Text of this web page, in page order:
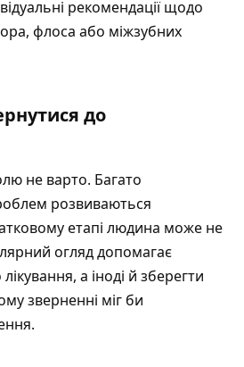
рекомендації щодо
флоса або міжзубних
до
не варто. Багато
розвиваються
етапі людина може не
огляд допомагає
а іноді й зберегти
зверненні міг би